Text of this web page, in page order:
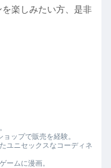
楽しみたい方、是非
ップで販売を経験。
ユニセックスなコーディネ
ームに漫画。